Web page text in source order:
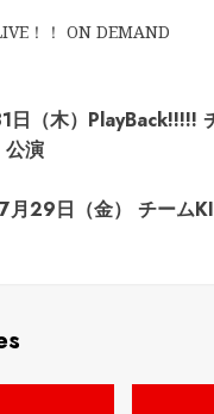
！！ ON DEMAND
日（木）PlayBack!!!!!
公演
29日（金） チーム